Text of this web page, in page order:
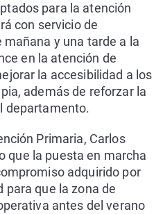
para la atención
con servicio de
y una tarde a la
en la atención de
la accesibilidad a los
además de reforzar la
departamento.
Primaria, Carlos
que la puesta en marcha
adquirido por
para que la zona de
antes del verano